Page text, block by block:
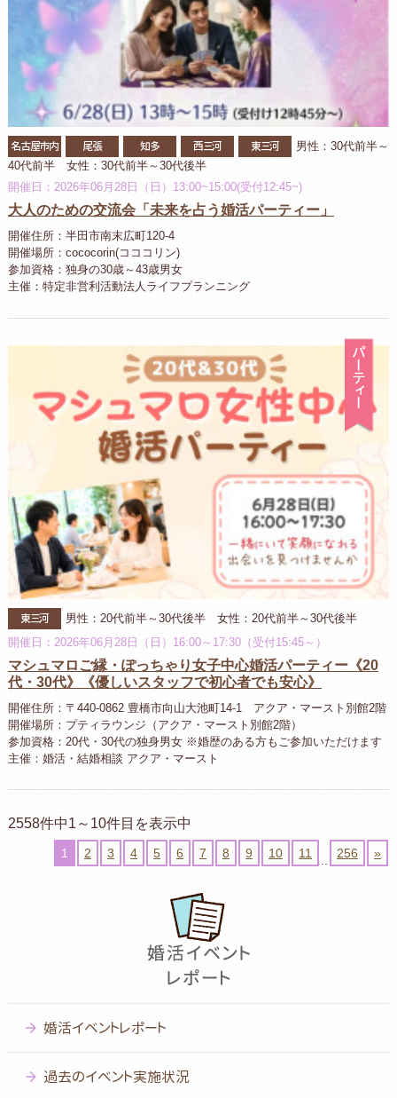
名古屋市内 尾張 知多 西三河 東三河
男性：30代前半～
40代前半 女性：30代前半～30代後半
開催日：2026年06月28日（日）13:00~15:00(受付12:45~)
大人のための交流会「未来を占う婚活パーティー」
開催住所：半田市南末広町120-4
開催場所：cococorin(コココリン)
参加資格：独身の30歳～43歳男女
主催：特定非営利活動法人ライフプランニング
パ
東三河
男性：20代前半～30代後半 女性：20代前半～30代後半
開催日：2026年06月28日（日）16:00～17:30（受付15:45～）
マシュマロご縁・ぽっちゃり女子中心婚活パーティー《20
代・30代》《優しいスタッフで初心者でも安心》
開催住所：〒440-0862 豊橋市向山大池町14-1 アクア・マースト別館2階
開催場所：プティラウンジ（アクア・マースト別館2階）
参加資格：20代・30代の独身男女 ※婚歴のある方もご参加いただけます
主催：婚活・結婚相談 アクア・マースト
2558件中1～10件目を表示中
1 2 3 4 5 6 7 8 9 10 11 256 »
婚活イベントレポート
過去のイベント実施状況